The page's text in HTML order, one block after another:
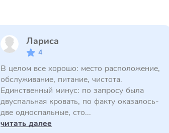
Лариса
4
В целом все хорошо: место расположение,
обслуживание, питание, чистота.
Единственный минус: по запросу была
двуспальная кровать, по факту оказалось-
две односпальные, сто...
читать далее